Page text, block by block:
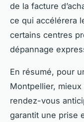
de la facture
ce qui accélérera
certains centres
dépannage
En résumé, pour
Montpellier,
rendez-vous
garantit une prise